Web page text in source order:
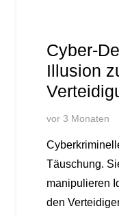
Cyber-
Illusion
vor 3 Monaten
Täuschung.
manipulieren
den